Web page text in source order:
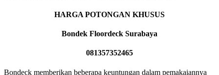
HARGA POTONGAN KHUSUS
Bondek Floordeck Surabaya
081357352465
Bondeck memberikan beberapa keuntungan dalam pemakaiannya